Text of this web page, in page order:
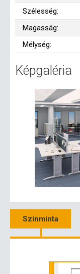
Szélesség:
Magasság:
Mélység:
Képgaléria
Színminta